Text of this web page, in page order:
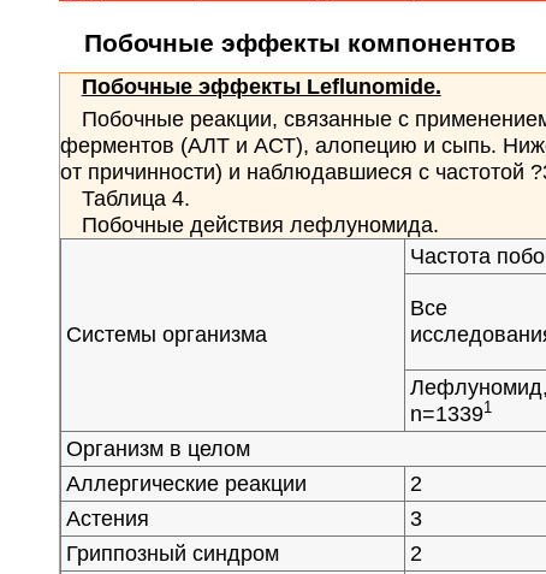
Побочные эффекты компонентов
Побочные эффекты Leflunomide.
Побочные реакции, связанные с
ферментов (АЛТ и АСТ), алопецию и сыпь.
от причинности) и наблюдавшиеся с частотой
Таблица 4.
Побочные действия лефлуномида.
Системы организма
Частота
Все
Лефлуномид,
n=13391
Организм в целом
Аллергические реакции
2
Астения
3
Гриппозный синдром
2